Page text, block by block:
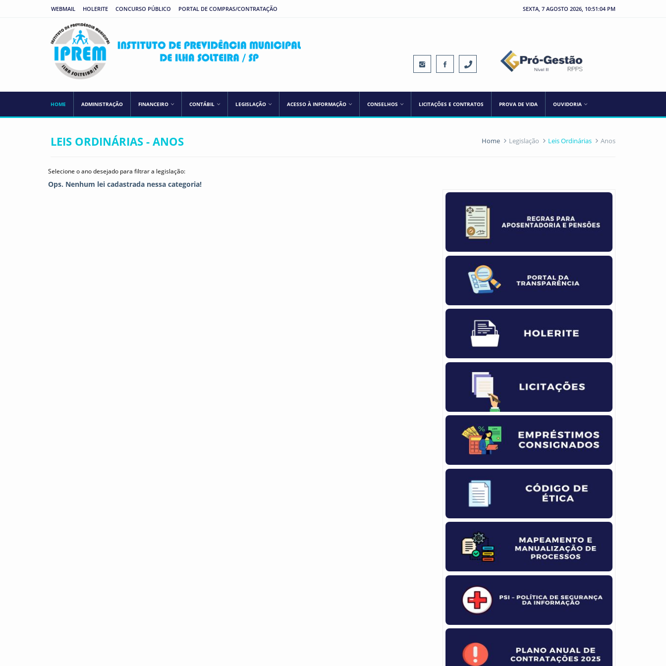
WEBMAIL HOLERITE CONCURSO PÚBLICO PORTAL DE COMPRAS/CONTRATAÇÃO SEXTA, 7 AGOSTO 2026, 10:51:04 PM
HOME ADMINISTRAÇÃO FINANCEIRO CONTÁBIL LEGISLAÇÃO ACESSO À INFORMAÇÃO CONSELHOS LICITAÇÕES E CONTRATOS PROVA DE VIDA OUVIDORIA
LEIS ORDINÁRIAS - ANOS Home Legislação Leis Ordinárias Anos
Selecione o ano desejado para filtrar a legislação:
Ops. Nenhum lei cadastrada nessa categoria!